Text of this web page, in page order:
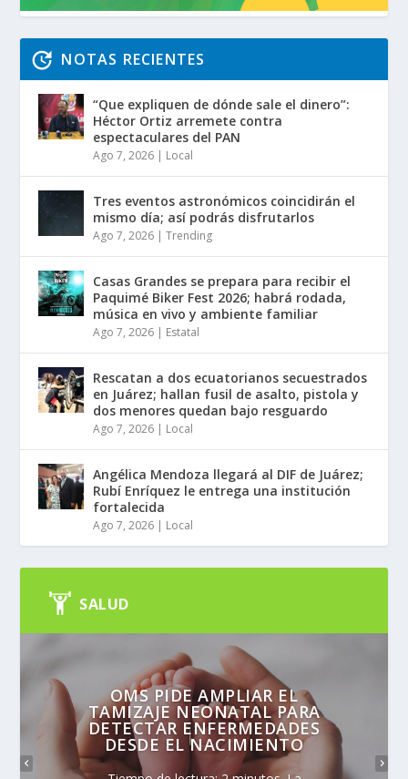
NOTAS RECIENTES
“Que expliquen de dónde sale el dinero”:
Héctor Ortiz arremete contra
espectaculares del PAN
Ago 7, 2026 | Local
Tres eventos astronómicos coincidirán el
mismo día; así podrás disfrutarlos
Ago 7, 2026 |Trending
Casas Grandes se prepara para recibir el
Paquimé Biker Fest 2026; habrá rodada,
música en vivo y ambiente familiar
Ago 7, 2026 | Estatal
Rescatan a dos ecuatorianos secuestrados
en Juárez; hallan fusil de asalto, pistola y
dos menores quedan bajo resguardo
Ago 7, 2026 | Local
Angélica Mendoza llegará al DIF de Juárez;
Rubí Enríquez le entrega una institución
fortalecida
Ago 7, 2026 | Local
SALUD
OMS PIDE AMPLIAR EL
TAMIZAJE NEONATAL PARA
DETECTAR ENFERMEDADES
DESDE EL NACIMIENTO